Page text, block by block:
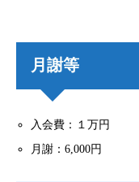
月謝等
入会費：１万円
月謝：6,000円